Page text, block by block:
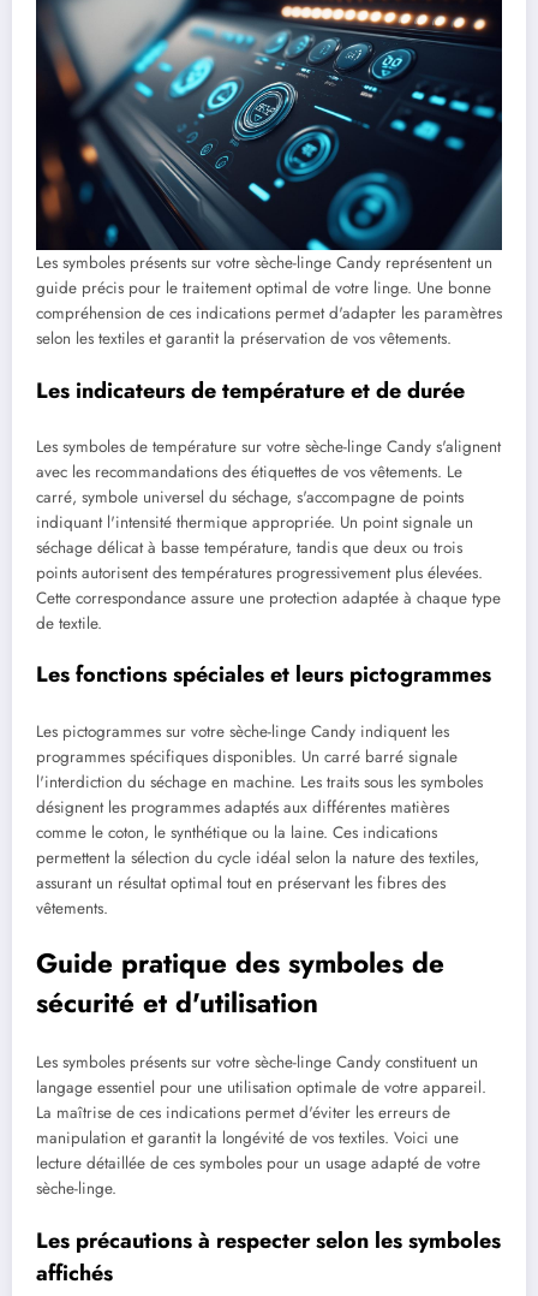
Les symboles présents sur votre sèche-linge Candy représentent un
guide précis pour le traitement optimal de votre linge. Une bonne
compréhension de ces indications permet d'adapter les paramètres
selon les textiles et garantit la préservation de vos vêtements.
Les indicateurs de température et de durée
Les symboles de température sur votre sèche-linge Candy s'alignent
avec les recommandations des étiquettes de vos vêtements. Le
carré, symbole universel du séchage, s'accompagne de points
indiquant l'intensité thermique appropriée. Un point signale un
séchage délicat à basse température, tandis que deux ou trois
points autorisent des températures progressivement plus élevées.
Cette correspondance assure une protection adaptée à chaque type
de textile.
Les fonctions spéciales et leurs pictogrammes
Les pictogrammes sur votre sèche-linge Candy indiquent les
programmes spécifiques disponibles. Un carré barré signale
l'interdiction du séchage en machine. Les traits sous les symboles
désignent les programmes adaptés aux différentes matières
comme le coton, le synthétique ou la laine. Ces indications
permettent la sélection du cycle idéal selon la nature des textiles,
assurant un résultat optimal tout en préservant les fibres des
vêtements.
Guide pratique des symboles de
sécurité et d'utilisation
Les symboles présents sur votre sèche-linge Candy constituent un
langage essentiel pour une utilisation optimale de votre appareil.
La maîtrise de ces indications permet d'éviter les erreurs de
manipulation et garantit la longévité de vos textiles. Voici une
lecture détaillée de ces symboles pour un usage adapté de votre
sèche-linge.
Les précautions à respecter selon les symboles
affichés